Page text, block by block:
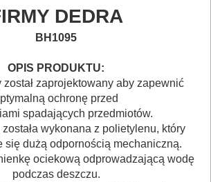
DEDRA
BH1095
OPIS PRODUKTU:
został zaprojektowany aby zapewnić
ochronę przed
spadających przedmiotów.
wykonana z polietylenu, który
się dużą odpornością mechaniczną.
ociekową odprowadzającą wodę
podczas deszczu.